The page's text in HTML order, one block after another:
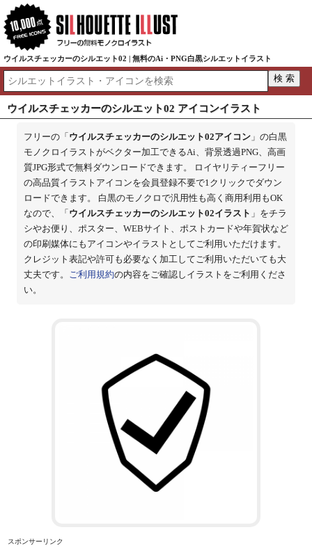
ウイルスチェッカーのシルエット02 | 無料のAi・PNG白黒シルエットイラスト
ウイルスチェッカーのシルエット02 アイコンイラスト
フリーの「 ウイルスチェッカーのシルエット02アイコン」の白黒
モノクロイラストがベクター加工できるAi、背景透過PNG、高画
質JPG形式で無料ダウンロードできます。 ロイヤリティーフリー
の高品質イラストアイコンを会員登録不要で1クリックでダウン
ロードできます。 白黒のモノクロで汎用性も高く商用利用もOK
なので、「 ウイルスチェッカーのシルエット02イラスト 」をチラ
シやお便り、ポスター、WEBサイト、ポストカードや年賀状など
の印刷媒体にもアイコンやイラストとしてご利用いただけます。
クレジット表記や許可も必要なく加工してご利用いただいても大
丈夫です。 ご利用規約の内容をご確認しイラストをご利用くださ
い。
スポンサーリンク